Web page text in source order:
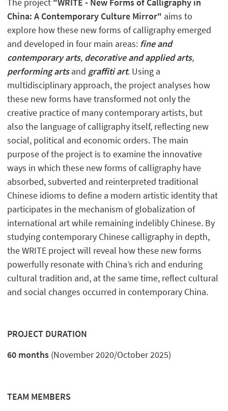
China: A Contemporary Culture Mirror" aims to
explore how these new forms of calligraphy emerged
and developed in four main areas: fine and
contemporary arts, decorative and applied arts,
performing artsand graffiti art. Using a
multidisciplinary approach, the project analyses how
these new forms have transformed not only the
creative practice of many contemporary artists, but
also the language of calligraphy itself, reflecting new
social, political and economic orders. The main
purpose of the project is to examine the innovative
ways in which these new forms of calligraphy have
absorbed, subverted and reinterpreted traditional
Chinese idioms to define a modern artistic identity that
participates in the mechanism of globalization of
international art while remaining indelibly Chinese. By
studying contemporary Chinese calligraphy in depth,
the WRITE project will reveal how these new forms
powerfully resonate with China’s rich and enduring
cultural tradition and, at the same time, reflect cultural
and social changes occurred in contemporary China.
PROJECT DURATION
60 months (November 2020/October 2025)
TEAM MEMBERS